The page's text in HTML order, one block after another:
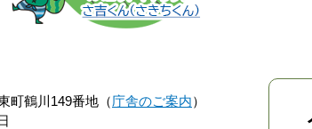
町鶴川149番地（庁舎のご案内）